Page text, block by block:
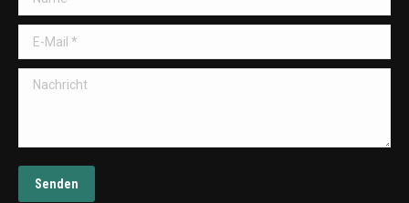
E-Mail *
Nachricht
Senden